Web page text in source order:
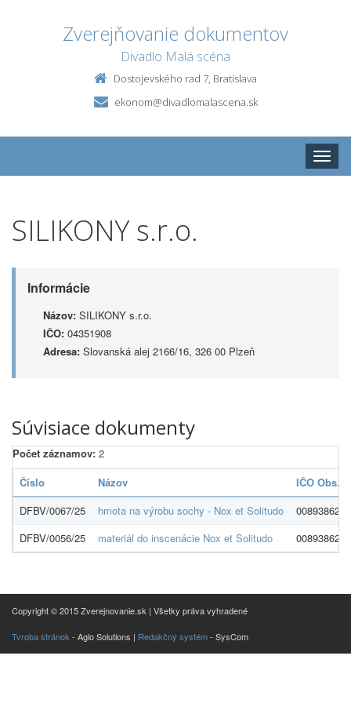
Zverejňovanie dokumentov
Divadlo Malá scéna
Dostojevského rad 7, Bratislava
ekonom@divadlomalascena.sk
Toggle
SILIKONY s.r.o.
Informácie
Názov: SILIKONY s.r.o.
IČO: 04351908
Adresa: Slovanská alej 2166/16, 326 00 Plzeň
Súvisiace dokumenty
Počet záznamov: 2
Číslo
Názov
IČO Obs.
DFBV/0067/25
hmota na výrobu sochy - Nox et Solitudo
00893862
DFBV/0056/25
materiál do inscenácie Nox et Solitudo 00893862
Copyright © 2015 Zverejnovanie.sk | Všetky práva vyhradené
Tvroba stránok - Aglo Solutions | Redakčný systém- SysCom